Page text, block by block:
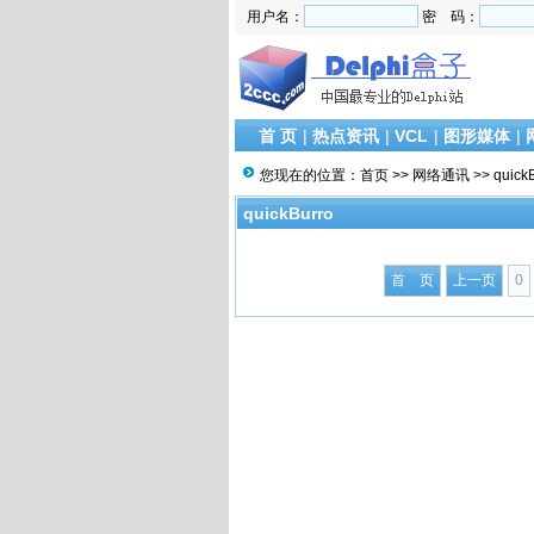
用户名： 密 码：
首 页 | 热点资讯 | VCL | 图形媒体 |
您现在的位置： 首页 >> 网络通讯 >>
quickBurro
首 页 上一页 0